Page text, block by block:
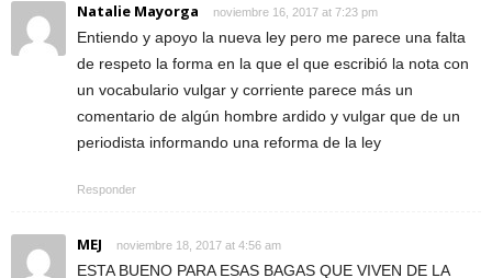
Natalie Mayorga noviembre 16, 2017 at 7:23 pm
Entiendo y apoyo la nueva ley pero me parece una falta
de respeto la forma en la que el que escribió la nota con
un vocabulario vulgar y corriente parece más un
comentario de algún hombre ardido y vulgar que de un
periodista informando una reforma de la ley
Responder
MEJ noviembre 18, 2017 at 4:56 am
ESTA BUENO PARA ESAS BAGAS QUE VIVEN DE LA